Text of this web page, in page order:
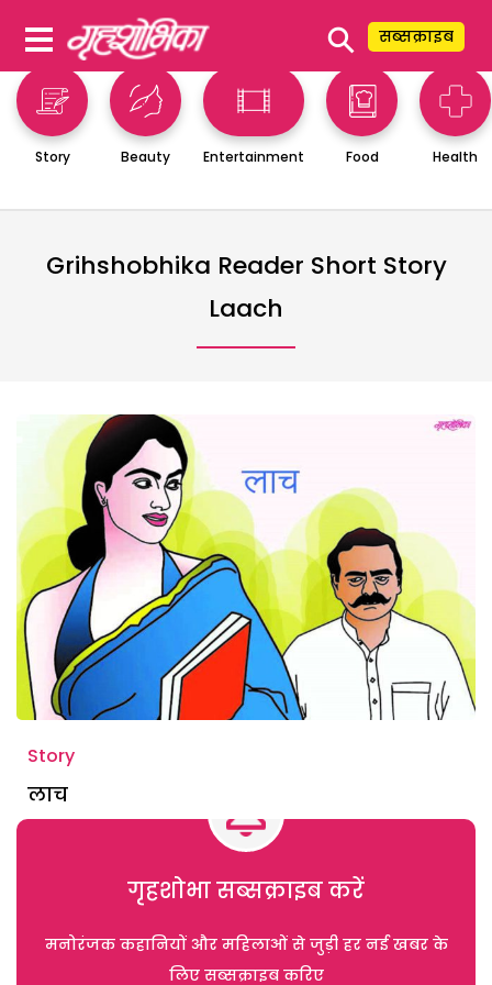
⚲ सब्सक्राइब
Story Beauty Entertainment Food Health
Grihshobhika Reader Short Story
Laach
Story
लाच
गृहशोभा सब्सक्राइब करें
मनोरंजक कहानियों और महिलाओं से जुड़ी हर नई खबर के
लिए सब्सक्राइब करिए